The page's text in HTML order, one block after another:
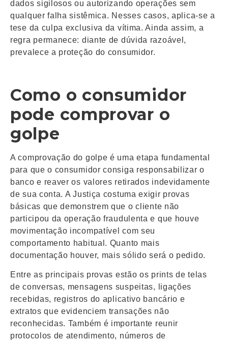
dados sigilosos ou autorizando operações sem
qualquer falha sistêmica. Nesses casos, aplica-se a
tese da culpa exclusiva da vítima. Ainda assim, a
regra permanece: diante de dúvida razoável,
prevalece a proteção do consumidor.
Como o consumidor
pode comprovar o
golpe
A comprovação do golpe é uma etapa fundamental
para que o consumidor consiga responsabilizar o
banco e reaver os valores retirados indevidamente
de sua conta. A Justiça costuma exigir provas
básicas que demonstrem que o cliente não
participou da operação fraudulenta e que houve
movimentação incompatível com seu
comportamento habitual. Quanto mais
documentação houver, mais sólido será o pedido.
Entre as principais provas estão os prints de telas
de conversas, mensagens suspeitas, ligações
recebidas, registros do aplicativo bancário e
extratos que evidenciem transações não
reconhecidas. Também é importante reunir
protocolos de atendimento, números de